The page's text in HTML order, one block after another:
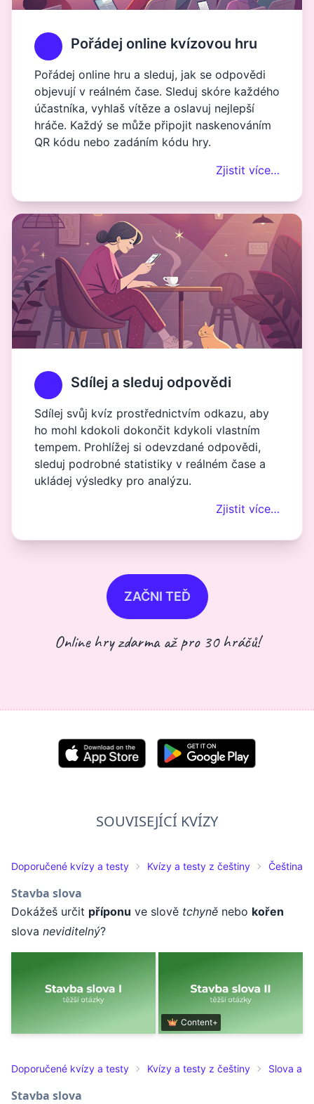
Pořádej online kvízovou hru
Pořádej online hru a sleduj, jak se odpovědi
objevují v reálném čase. Sleduj skóre každého
účastníka, vyhlaš vítěze a oslavuj nejlepší
hráče. Každý se může připojit naskenováním
QR kódu nebo zadáním kódu hry.
Zjistit více…
Sdílej a sleduj odpovědi
Sdílej svůj kvíz prostřednictvím odkazu, aby
ho mohl kdokoli dokončit kdykoli vlastním
tempem. Prohlížej si odevzdané odpovědi,
sleduj podrobné statistiky v reálném čase a
ukládej výsledky pro analýzu.
Zjistit více…
ZAČNI TEĎ
Online hry zdarma až pro 30 hráčů!
SOUVISEJÍCÍ KVÍZY
Doporučené kvízy a testy Kvízy a testy z češtiny Čeština
Stavba slova
Dokážeš určit příponu ve slově tchyně nebo kořen
slova neviditelný?
Content+
Doporučené kvízy a testy Kvízy a testy z češtiny Slova a
Stavba slova